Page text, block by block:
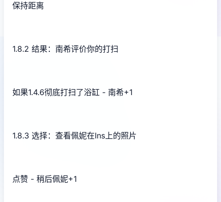
保持距离
1.8.2 结果：南希评价你的打扫
如果1.4.6彻底打扫了浴缸 - 南希+1
1.8.3 选择：查看佩妮在Ins上的照片
点赞 - 稍后佩妮+1